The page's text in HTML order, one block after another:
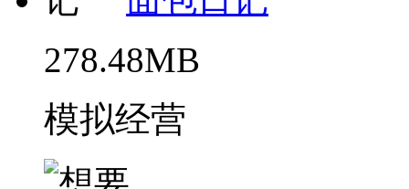
278.48MB
模拟经营